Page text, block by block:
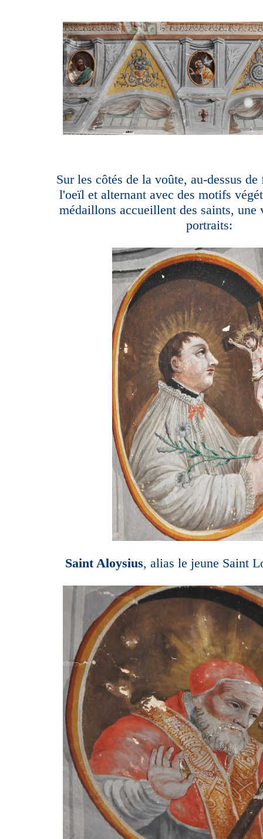
Sur les côtés de la voûte, au-dessus
l'oeïl et alternant avec des motifs
médaillons accueillent des saints, une
portraits:
Saint Aloysius, alias le jeune Saint